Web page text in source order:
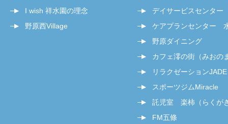
I wish 祥水園の理念
野原西Village
デイサービスセンタ
ケアプランセンター
野原ダイニング
カフェ澪の街（みおの
リラクゼーションJADE
スポーツジムMiracle
託児室 楽柿（らくが
FM五條